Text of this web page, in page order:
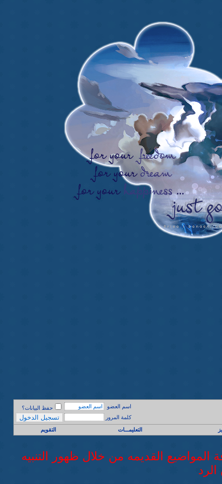
اسم العضو
حفظ البيانات؟
كلمة المرور
التعليمـــات التقويم
المواضيع القديمه من خلال ظهور التنبيه